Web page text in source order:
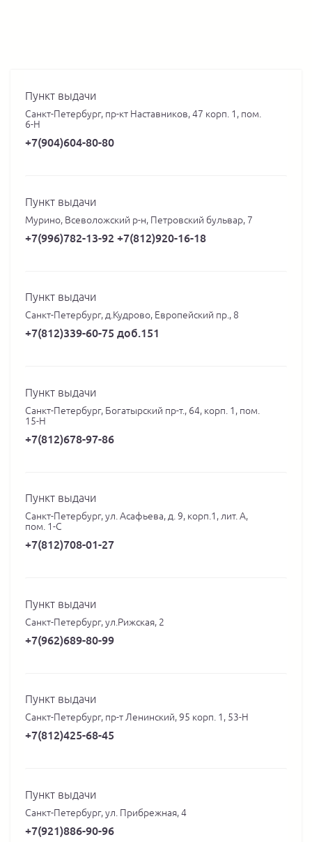
Пункт выдачи
Санкт-Петербург, пр-кт Наставников, 47 корп. 1, пом.
6-Н
+7(904)604-80-80
Пункт выдачи
Мурино, Всеволожский р-н, Петровский бульвар, 7
+7(996)782-13-92 +7(812)920-16-18
Пункт выдачи
Санкт-Петербург, д.Кудрово, Европейский пр., 8
+7(812)339-60-75 доб.151
Пункт выдачи
Санкт-Петербург, Богатырский пр-т., 64, корп. 1, пом.
15-Н
+7(812)678-97-86
Пункт выдачи
Санкт-Петербург, ул. Асафьева, д. 9, корп.1, лит. А,
пом. 1-С
+7(812)708-01-27
Пункт выдачи
Санкт-Петербург, ул.Рижская, 2
+7(962)689-80-99
Пункт выдачи
Санкт-Петербург, пр-т Ленинский, 95 корп. 1, 53-Н
+7(812)425-68-45
Пункт выдачи
Санкт-Петербург, ул. Прибрежная, 4
+7(921)886-90-96